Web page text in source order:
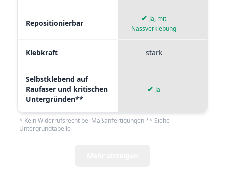
Repositionierbar
✔ Ja, mit
Nassverklebung
Klebkraft stark
Selbstklebend auf
Raufaser und kritischen
Untergründen**
✔ Ja
* Kein Widerrufsrecht bei Maßanfertigungen ** Siehe
Untergrundtabelle